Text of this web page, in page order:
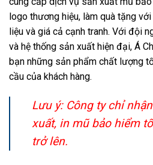
logo thương hiệu, làm quà tặng
liệu và giá cả cạnh tranh. Với đội
và hệ thống sản xuất hiện đại, Á
bạn những sản phẩm chất lượng
cầu của khách hàng.
Lưu ý: Công ty chỉ
xuất, in mũ bảo hiểm
trở lên.